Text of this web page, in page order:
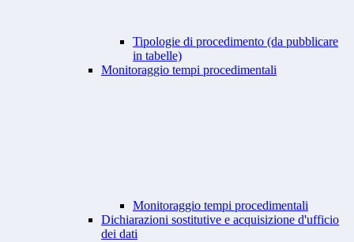
Tipologie di procedimento (da pubblicare
in tabelle)
Monitoraggio tempi procedimentali
Monitoraggio tempi procedimentali
Dichiarazioni sostitutive e acquisizione d'ufficio
dei dati